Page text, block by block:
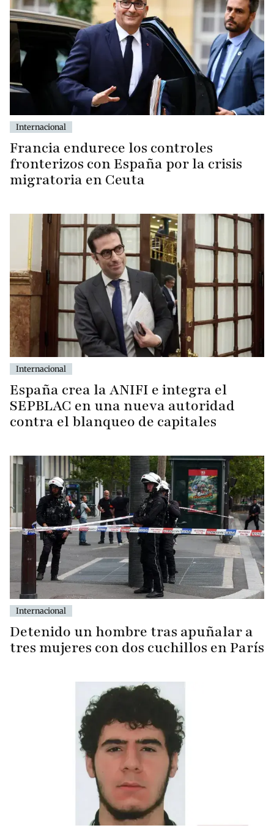
Internacional
Francia endurece los controles
fronterizos con España por la crisis
migratoria en Ceuta
Internacional
España crea la ANIFI e integra el
SEPBLAC en una nueva autoridad
contra el blanqueo de capitales
Internacional
Detenido un hombre tras apuñalar a
tres mujeres con dos cuchillos en París